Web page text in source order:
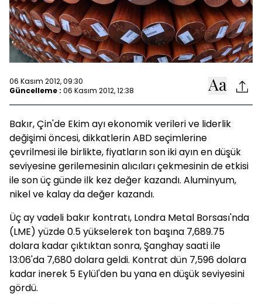
06 Kasım 2012, 09:30
Güncelleme : 06 Kasım 2012, 12:38
Bakır, Çin'de Ekim ayı ekonomik verileri ve liderlik
değişimi öncesi, dikkatlerin ABD seçimlerine
çevrilmesi ile birlikte, fiyatların son iki ayın en düşük
seviyesine gerilemesinin alıcıları çekmesinin de etkisi
ile son üç günde ilk kez değer kazandı. Aluminyum,
nikel ve kalay da değer kazandı.
Üç ay vadeli bakır kontratı, Londra Metal Borsası'nda
(LME) yüzde 0.5 yükselerek ton başına 7,689.75
dolara kadar çıktıktan sonra, Şanghay saati ile
13:06'da 7,680 dolara geldi. Kontrat dün 7,596 dolara
kadar inerek 5 Eylül'den bu yana en düşük seviyesini
gördü.